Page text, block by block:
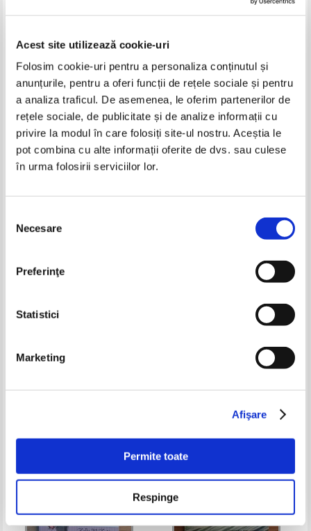
Acest site utilizează cookie-uri
Folosim cookie-uri pentru a personaliza conținutul și
anunțurile, pentru a oferi funcții de rețele sociale și pentru
a analiza traficul. De asemenea, le oferim partenerilor de
rețele sociale, de publicitate și de analize informații cu
privire la modul în care folosiți site-ul nostru. Aceștia le
pot combina cu alte informații oferite de dvs. sau culese
în urma folosirii serviciilor lor.
consimțământului
Necesare
Preferinţe
Statistici
Marketing
Afişare
Permite toate
Respinge
Jean Craighead George - How to
talk to your cat
Pret:19,00Lei 7,60 Lei
Adaugă în coș
Dorin Bujdei - Calatoria Anei in
imparatia lui Ardei cel Grassi a
Ardeei cea Iute
Pret:12,00Lei 9,60 Lei
Adaugă în coș
Adaugă în coș
Jake si piratii din tara de nicaieri
Lei